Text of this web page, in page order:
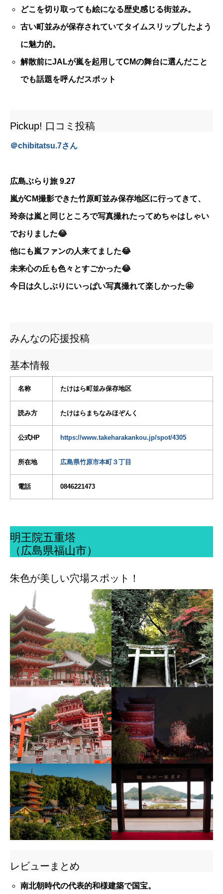
どこを切り取っても絵になる歴史感じる街並み。
古い町並みが保存されていてタイムスリップしたよう
に魅力的。
解散前にJALが嵐を起用してCMの舞台に選んだこと
でも話題を呼んだスポット
Pickup! 口コミ投稿
＠chibitatsu.7さん
広島ぶらり旅 9.27
嵐がCM撮影できた竹原町並み保存地区に行ってきて、
玲奈は嵐と同じところで写真撮れたってめちゃはしゃい
でおりました😂
他にも嵐ファンの人来てました😂
未来心の丘も色々とすごかった😂
今日は久しぶりにいっぱい写真撮れて楽しかった🤩
みんなの応援投稿
基本情報
名称 たけはら町並み保存地区
読み方 たけはらまちなみほぞんく
公式HP https://www.takeharakankou.jp/spot/4305
所在地 広島県竹原市本町３丁目
電話 0846221473
明王院五重塔
（広島県福山市）
朱色が美しい穴場スポット！
レビューまとめ
南北朝時代の代表的和様建築で国宝。